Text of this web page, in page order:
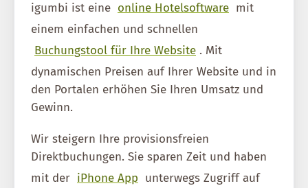
igumbi ist eine online Hotelsoftware mit
einem einfachen und schnellen
Buchungstool für Ihre Website . Mit
dynamischen Preisen auf Ihrer Website und in
den Portalen erhöhen Sie Ihren Umsatz und
Gewinn.
Wir steigern Ihre provisionsfreien
Direktbuchungen. Sie sparen Zeit und haben
mit der iPhone App unterwegs Zugriff auf